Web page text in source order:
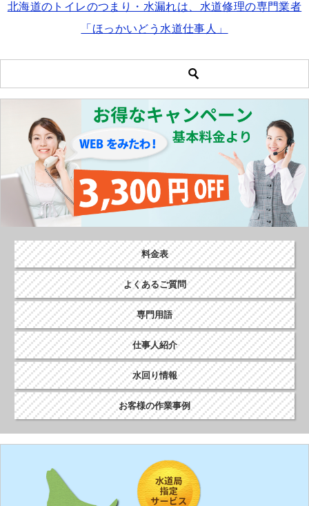
c
b
o
o
k
tt ai
l
北海道のトイレのつまり・水漏れは、水道修理の専門業者
「ほっかいどう水道仕事人」
料金表
よくあるご質問
専門用語
仕事人紹介
水回り情報
お客様の作業事例